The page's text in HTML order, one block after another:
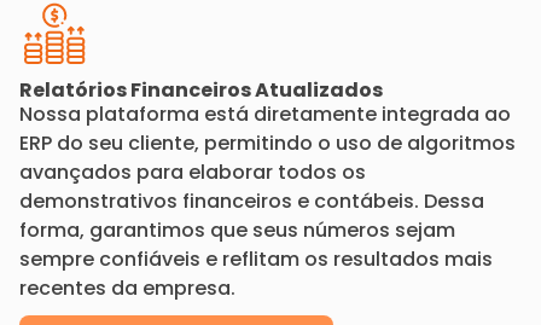
Relatórios Financeiros Atualizados
Nossa plataforma está diretamente integrada ao
ERP do seu cliente, permitindo o uso de algoritmos
avançados para elaborar todos os
demonstrativos financeiros e contábeis. Dessa
forma, garantimos que seus números sejam
sempre confiáveis e reflitam os resultados mais
recentes da empresa.